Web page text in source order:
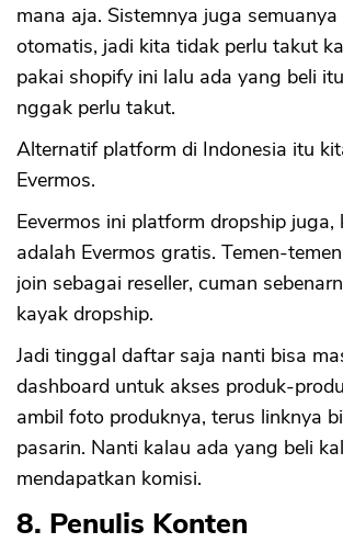
mana aja. Sistemnya juga semuanya
otomatis, jadi kita tidak perlu takut
pakai shopify ini lalu ada yang beli
nggak perlu takut.
Alternatif platform di Indonesia itu
Evermos.
Eevermos ini platform dropship juga,
adalah Evermos gratis. Temen-
join sebagai reseller, cuman
kayak dropship.
Jadi tinggal daftar saja nanti bisa
dashboard untuk akses produk-
ambil foto produknya, terus linknya
pasarin. Nanti kalau ada yang beli
mendapatkan komisi.
8. Penulis Konten